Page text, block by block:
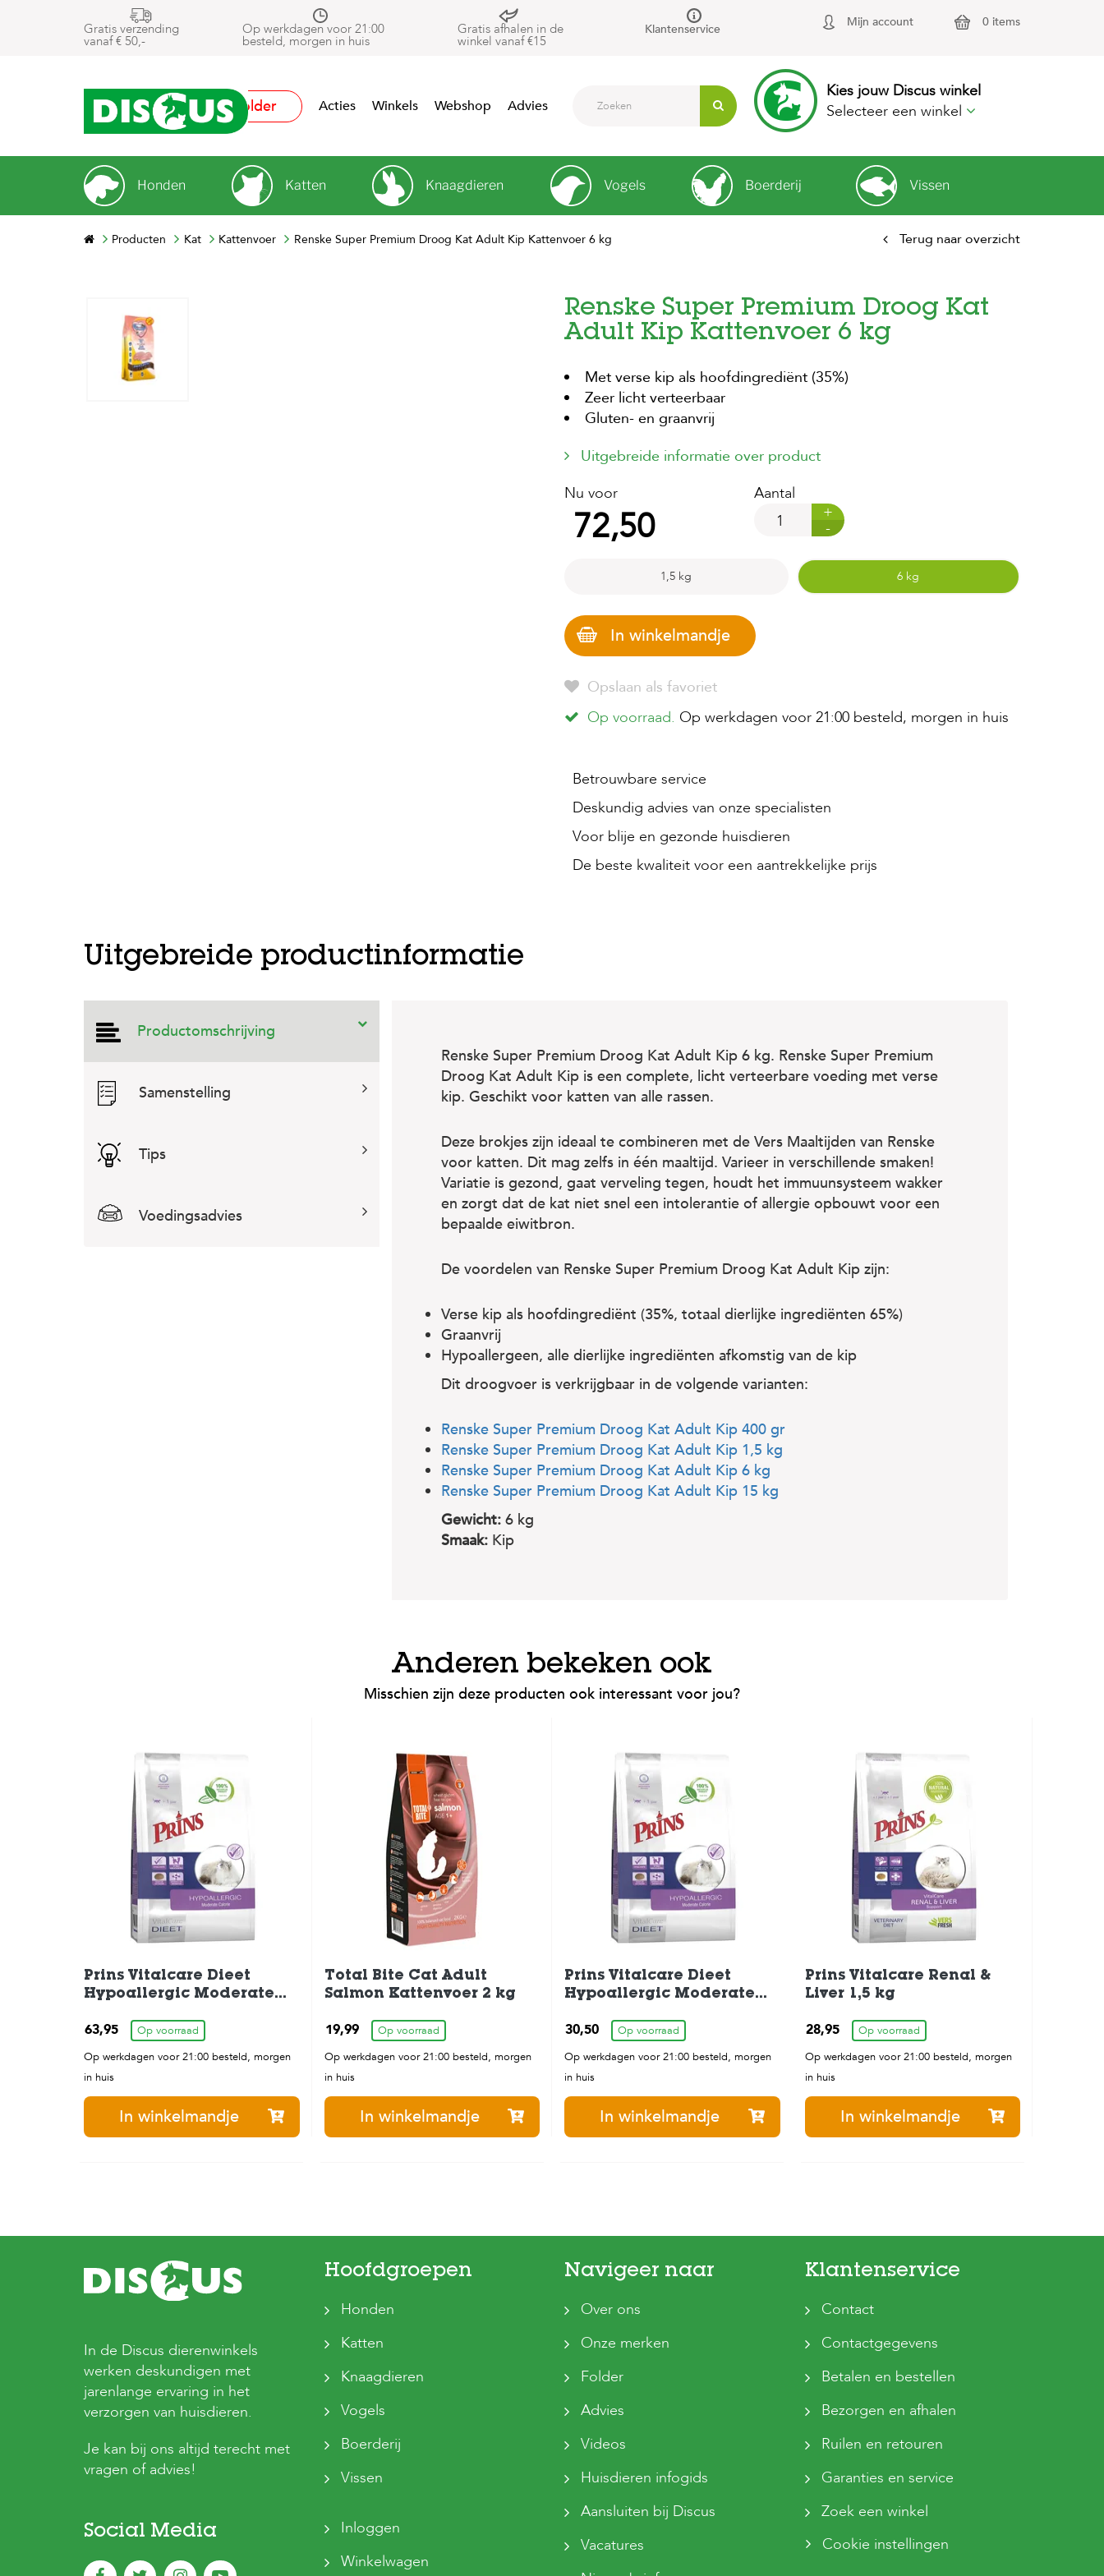
Gratis verzending
vanaf € 50,-
Op werkdagen voor 21:00
besteld, morgen in huis
Gratis afhalen in de
winkel vanaf €15
Klantenservice
Mijn account 0 items
Folder Acties Winkels Webshop Advies
Kies jouw Discus winkel
Selecteer een winkel
Honden Katten Knaagdieren Vogels Boerderij Vissen
Producten Kat Kattenvoer Renske Super Premium Droog Kat Adult Kip Kattenvoer 6 kg Terug naar overzicht
Renske Super Premium Droog Kat
Adult Kip Kattenvoer 6 kg
Met verse kip als hoofdingrediënt (35%)
Zeer licht verteerbaar
Gluten- en graanvrij
Uitgebreide informatie over product
Nu voor
72,50
Aantal
+
-
1,5 kg 6 kg
In winkelmandje
Opslaan als favoriet
Op voorraad. Op werkdagen voor 21:00 besteld, morgen in huis
Betrouwbare service
Deskundig advies van onze specialisten
Voor blije en gezonde huisdieren
De beste kwaliteit voor een aantrekkelijke prijs
Uitgebreide productinformatie
Productomschrijving
Samenstelling
Tips
Voedingsadvies
Renske Super Premium Droog Kat Adult Kip 6 kg. Renske Super Premium
Droog Kat Adult Kip is een complete, licht verteerbare voeding met verse
kip. Geschikt voor katten van alle rassen.
Deze brokjes zijn ideaal te combineren met de Vers Maaltijden van Renske
voor katten. Dit mag zelfs in één maaltijd. Varieer in verschillende smaken!
Variatie is gezond, gaat verveling tegen, houdt het immuunsysteem wakker
en zorgt dat de kat niet snel een intolerantie of allergie opbouwt voor een
bepaalde eiwitbron.
De voordelen van Renske Super Premium Droog Kat Adult Kip zijn:
Verse kip als hoofdingrediënt (35%, totaal dierlijke ingrediënten 65%)
Graanvrij
Hypoallergeen, alle dierlijke ingrediënten afkomstig van de kip
Dit droogvoer is verkrijgbaar in de volgende varianten:
Renske Super Premium Droog Kat Adult Kip 400 gr
Renske Super Premium Droog Kat Adult Kip 1,5 kg
Renske Super Premium Droog Kat Adult Kip 6 kg
Renske Super Premium Droog Kat Adult Kip 15 kg
Gewicht: 6 kg
Smaak: Kip
Anderen bekeken ook
Misschien zijn deze producten ook interessant voor jou?
Prins Vitalcare Dieet
Hypoallergic Moderate
63,95
Op voorraad
Op werkdagen voor 21:00 besteld, morgen
in huis
In winkelmandje
Total Bite Cat Adult
Salmon Kattenvoer 2 kg
19,99
Op voorraad
Op werkdagen voor 21:00 besteld, morgen
in huis
In winkelmandje
Prins Vitalcare Dieet
Hypoallergic Moderate
30,50
Op voorraad
Op werkdagen voor 21:00 besteld, morgen
in huis
In winkelmandje
Prins Vitalcare Renal &
Liver 1,5 kg
28,95
Op voorraad
Op werkdagen voor 21:00 besteld, morgen
in huis
In winkelmandje
In de Discus dierenwinkels
werken deskundigen met
jarenlange ervaring in het
verzorgen van huisdieren.
Je kan bij ons altijd terecht met
vragen of advies!
Social Media
Hoofdgroepen
Honden
Katten
Knaagdieren
Vogels
Boerderij
Vissen
Inloggen
Winkelwagen
Navigeer naar
Over ons
Onze merken
Folder
Advies
Videos
Huisdieren infogids
Aansluiten bij Discus
Vacatures
Klantenservice
Contact
Contactgegevens
Betalen en bestellen
Bezorgen en afhalen
Ruilen en retouren
Garanties en service
Zoek een winkel
Cookie instellingen